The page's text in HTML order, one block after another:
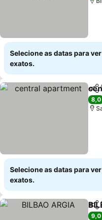
Selecione as datas para
exatos.
8,0
Selecione as datas para
exatos.
9,0